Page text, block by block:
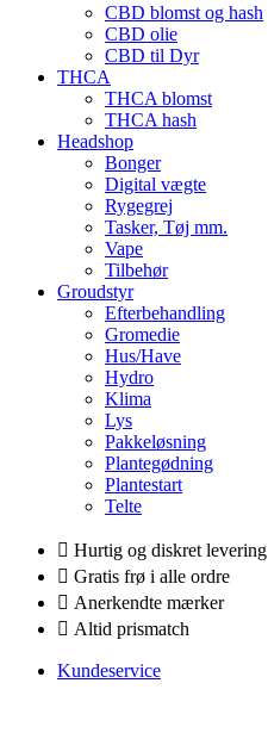
CBD blomst og hash
CBD olie
CBD til Dyr
THCA
THCA blomst
THCA hash
Headshop
Bonger
Digital vægte
Rygegrej
Tasker, Tøj mm.
Vape
Tilbehør
Groudstyr
Efterbehandling
Gromedie
Hus/Have
Hydro
Klima
Lys
Pakkeløsning
Plantegødning
Plantestart
Telte
Hurtig og diskret levering
Gratis frø i alle ordre
Anerkendte mærker
Altid prismatch
Kundeservice